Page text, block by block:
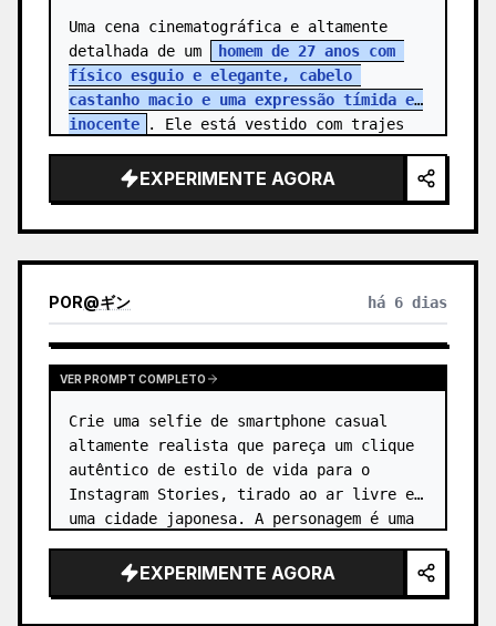
Uma cena cinematográfica e altamente
detalhada de um
homem de 27 anos com
físico esguio e elegante, cabelo
castanho macio e uma expressão tímida e
inocente
. Ele está vestido com trajes
EXPERIMENTE AGORA
POR@ギン há 6 dias
VER PROMPT COMPLETO
Crie uma selfie de smartphone casual
altamente realista que pareça um clique
autêntico de estilo de vida para o
Instagram Stories, tirado ao ar livre em
uma cidade japonesa. A personagem é uma
EXPERIMENTE AGORA